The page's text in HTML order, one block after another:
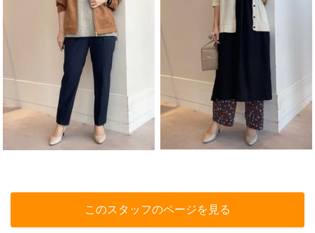
このスタッフのページを見る